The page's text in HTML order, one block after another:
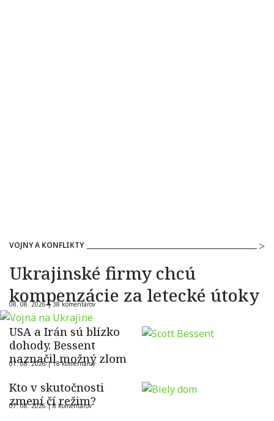
VOJNY A KONFLIKTY
Ukrajinské firmy chcú
kompenzácie za letecké útoky
08. 08. 2026 |38 komentárov
USA a Irán sú blízko
dohody. Bessent
naznačil možný zlom
07. 08. 2026 |18 komentárov
Kto v skutočnosti
zmení čí režim?
07. 08. 2026 |8 komentárov